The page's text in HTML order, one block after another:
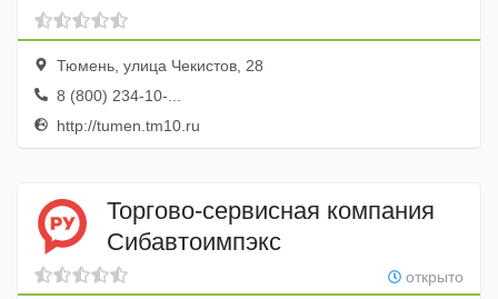
Тюмень, улица Чекистов, 28
8 (800) 234-10-...
http://tumen.tm10.ru
Торгово-сервисная компания
Сибавтоимпэкс
открыто